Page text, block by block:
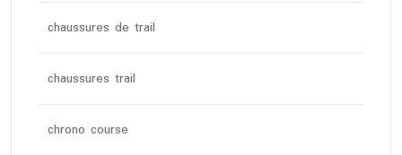
chaussures de trail
chaussures trail
chrono course